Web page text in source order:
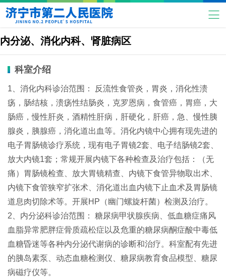
内分泌、消化内科、肾脏病区
科室介绍
1、消化内科诊治范围： 反流性食管炎，胃炎，消化性溃
疡，肠结核，溃疡性结肠炎，克罗恩病，食管癌，胃癌，大
肠癌，慢性肝炎，酒精性肝病，肝硬化，肝癌，急、慢性胰
腺炎，胰腺癌，消化道出血等。消化内镜中心拥有现先进的
电子胃肠镜诊疗系统，现有电子胃镜2套、电子结肠镜2套、
放大内镜1套；常规开展内镜下各种检查及治疗包括：（无
痛）胃肠镜检查、放大胃镜精查、内镜下食管异物取出术、
内镜下食管狭窄扩张术、消化道出血内镜下止血术及胃肠镜
道息肉切除术等。开展HP（幽门螺旋杆菌）检测及治疗。
2、内分泌科诊治范围： 糖尿病甲状腺疾病、低血糖症痛风
血脂异常肥胖症骨质疏松症以及危重的糖尿病酮症酸中毒低
血糖昏迷等各种内分泌代谢病的诊断和治疗。科室配有先进
的胰岛素泵、动态血糖检测仪、糖尿病教育食品模型、糖尿
病磁疗仪等。